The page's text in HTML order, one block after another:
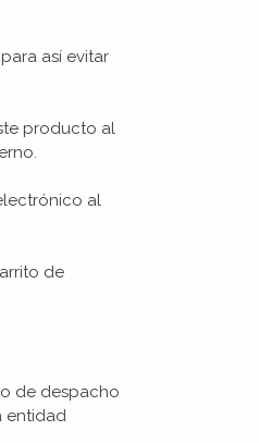
así evitar
producto al
al
de
de despacho
entidad